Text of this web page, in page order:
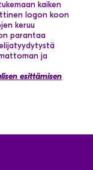
kaiken
logon koon
keruu
parantaa
ja
esittämisen